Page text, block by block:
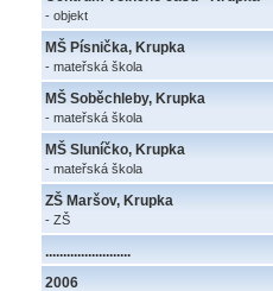
- objekt
MŠ Písnička, Krupka
- mateřská škola
MŠ Soběchleby, Krupka
- mateřská škola
MŠ Sluníčko, Krupka
- mateřská škola
ZŠ Maršov, Krupka
- ZŠ
........................
2006